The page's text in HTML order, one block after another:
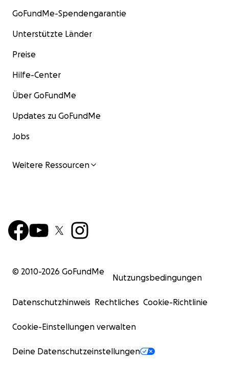
GoFundMe-Spendengarantie
Unterstützte Länder
Preise
Hilfe-Center
Über GoFundMe
Updates zu GoFundMe
Jobs
Weitere Ressourcen
© 2010-2026 GoFundMe
Nutzungsbedingungen
Datenschutzhinweis Rechtliches Cookie-Richtlinie
Cookie-Einstellungen verwalten
Deine Datenschutzeinstellungen